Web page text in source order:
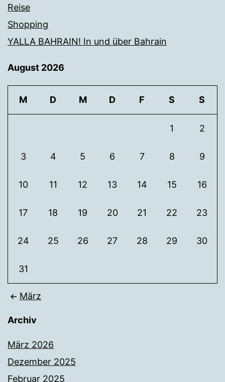
Reise
Shopping
YALLA BAHRAIN! In und über Bahrain
August 2026
M D M D F S S
1 2
3 4 5 6 7 8 9
10 11 12 13 14 15 16
17 18 19 20 21 22 23
24 25 26 27 28 29 30
31
März
Archiv
März 2026
Dezember 2025
Februar 2025